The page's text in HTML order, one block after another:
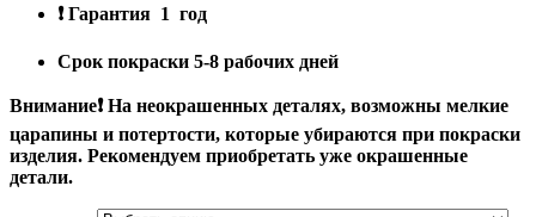
❗Гарантия 1 год
Срок покраски 5-8 рабочих дней
Внимание❗ На​ неокрашенных деталях, возможны мелкие
царапины и потертости, которые убираются при покраски
изделия. Рекомендуем приобретать уже окрашенные
детали.